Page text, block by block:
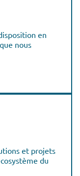
en
nous
et projets
du